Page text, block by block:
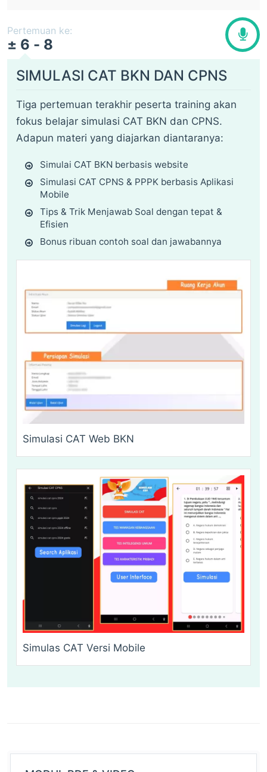
Pertemuan ke:
± 6 - 8
SIMULASI CAT BKN DAN CPNS
Tiga pertemuan terakhir peserta training akan
fokus belajar simulasi CAT BKN dan CPNS.
Adapun materi yang diajarkan diantaranya:
Simulai CAT BKN berbasis website
Simulasi CAT CPNS & PPPK berbasis Aplikasi
Mobile
Tips & Trik Menjawab Soal dengan tepat &
Efisien
Bonus ribuan contoh soal dan jawabannya
Simulasi CAT Web BKN
Simulas CAT Versi Mobile